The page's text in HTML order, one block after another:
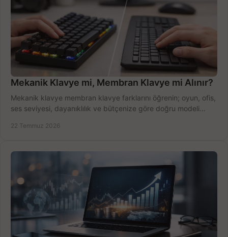
Mekanik Klavye mi, Membran Klavye mi Alınır?
Mekanik klavye membran klavye farklarını öğrenin; oyun, ofis,
ses seviyesi, dayanıklılık ve bütçenize göre doğru modeli
22 Temmuz 2026